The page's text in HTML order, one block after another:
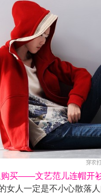
买——文艺范儿连帽开
人一定是不小心散落人